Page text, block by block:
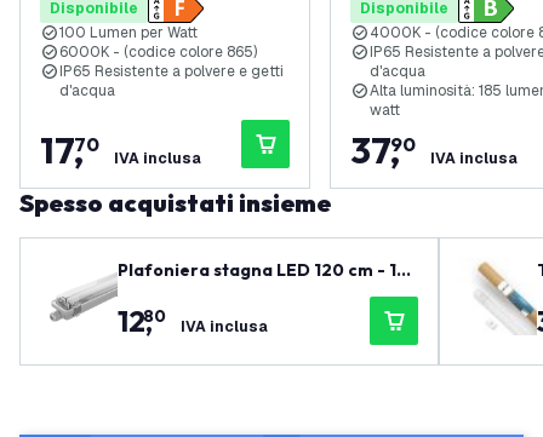
kit di fissaggio in acciaio
inox incluso
Disponibile
100 Lumen per Watt
6000K - (codice colore 865)
IP65 Resistente a polvere e getti
d'acqua
17,
70
IVA inclusa
kit di fissaggio in
inox incluso
Disponibile
4000K - (codice colore
IP65 Resistente a
d'acqua
Alta luminosità: 185
watt
37,
90
IVA inclusa
Spesso acquistati insieme
Plafoniera stagna LED 120 cm - 18
W - 1800 Lumen - 4000K - IP65 - co
n 1 tubo LED
12,
80 IVA inclusa